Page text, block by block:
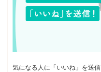
気になる人に「いいね」を送信